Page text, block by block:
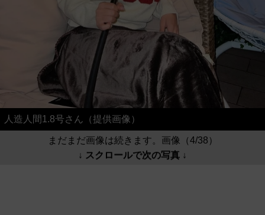
人造人間1.8号さん（提供画像）
まだまだ画像は続きます。画像（4/38）
↓ スクロールで次の写真 ↓